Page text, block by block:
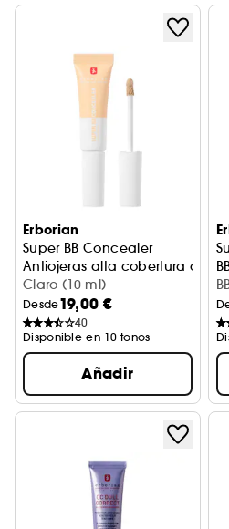
Erborian
Super BB Concealer
Antiojeras alta cobertura con
Claro (10 ml)
Desde19,00 €
40
Disponible en 10 tonos
Añadir